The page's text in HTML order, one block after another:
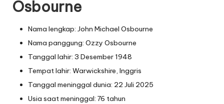
Osbourne
Nama lengkap: John Michael Osbourne
Nama panggung: Ozzy Osbourne
Tanggal lahir: 3 Desember 1948
Tempat lahir: Warwickshire, Inggris
Tanggal meninggal dunia: 22 Juli 2025
Usia saat meninggal: 76 tahun